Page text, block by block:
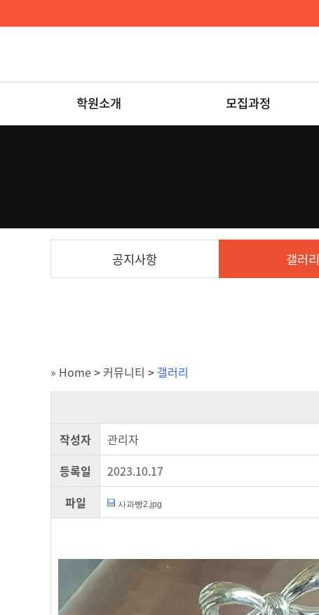
학원소개 모집과정
공지사항 갤러리
» Home> 커뮤니티 > 갤러리
작성자
관리자
등록일
2023.10.17
파일
사과빵2.jpg